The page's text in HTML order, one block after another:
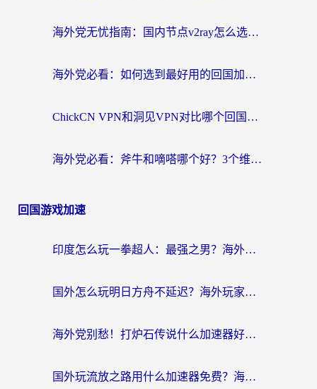
海外党无忧指南：国内节点v2ray怎么选？一键回国VPN+多场景实测帮你避坑
海外党必看：如何选到最好用的回国加速器？从节点到售后的全维度指南
ChickCN VPN和洞见VPN对比哪个回国效果更好？海外党亲测3款加速器+避坑指南
海外党必看：斧牛和嘀嗒哪个好？3个维度教你选对回国加速器
回国游戏加速
印度怎么玩一拳超人：最强之男？海外党国服游戏加速避坑指南
国外怎么玩明日方舟不延迟？海外玩家国服游戏加速终极指南（附DNF梦幻诛仙解决方案）
海外党别愁！打炉石传说什么加速器好用？3个实用技巧解决国服游戏卡顿
国外玩流放之路用什么加速器免费？海外党亲测有效的国服游戏加速指南